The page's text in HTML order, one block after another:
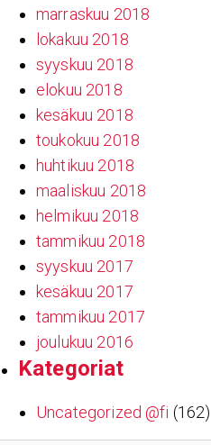
marraskuu 2018
lokakuu 2018
syyskuu 2018
elokuu 2018
kesäkuu 2018
toukokuu 2018
huhtikuu 2018
maaliskuu 2018
helmikuu 2018
tammikuu 2018
syyskuu 2017
kesäkuu 2017
tammikuu 2017
joulukuu 2016
Kate­go­riat
Uncategorized @fi (162)